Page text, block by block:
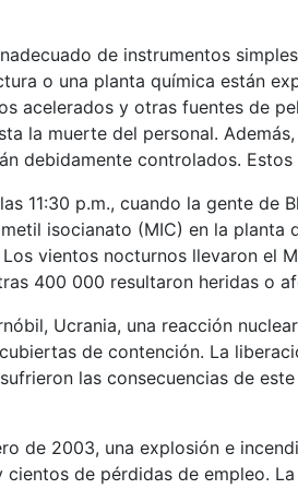
de instrumentos
o una planta química están
acelerados y otras fuentes de
la muerte del personal.
debidamente controlados.
11:30 p.m., cuando la gente
isocianato (MIC) en la
vientos nocturnos llevaron el
400 000 resultaron heridas o
Ucrania, una reacción
de contención. La
las consecuencias de
de 2003, una explosión e
cientos de pérdidas de empleo.